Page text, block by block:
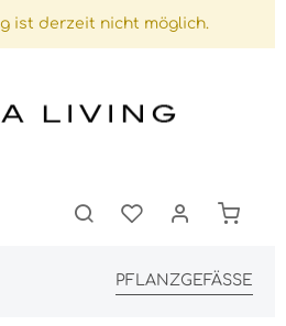
ist derzeit nicht möglich.
PFLANZGEFÄSSE